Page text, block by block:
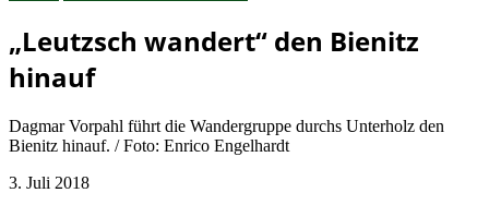
„Leutzsch wandert“ den Bienitz
hinauf
Dagmar Vorpahl führt die Wandergruppe durchs Unterholz den
Bienitz hinauf. / Foto: Enrico Engelhardt
3. Juli 2018